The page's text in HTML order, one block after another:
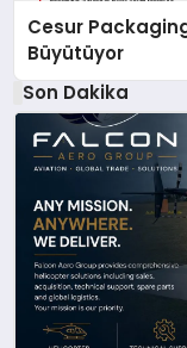
Cesur
Büyütüyor
Son Dakika